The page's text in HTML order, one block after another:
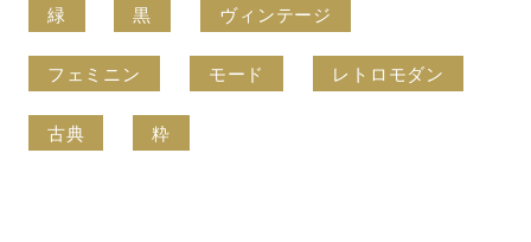
緑 黒 ヴィンテージ
フェミニン モード レトロモダン
古典 粋